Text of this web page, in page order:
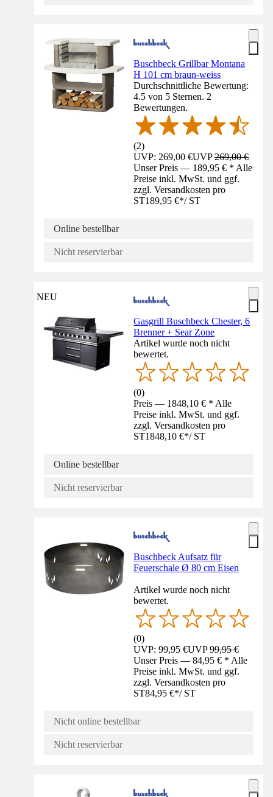
Buschbeck Grillbar Montana
H 101 cm braun-weiss
Durchschnittliche Bewertung:
4.5 von 5 Sternen. 2
Bewertungen.
(2)
UVP: 269,00 €UVP269,00 €
Unser Preis — 189,95 € * Alle
Preise inkl. MwSt. und ggf.
zzgl. Versandkosten pro
ST189,95 €*/ ST
Online bestellbar
Nicht reservierbar
NEU
Gasgrill Buschbeck Chester, 6
Brenner + Sear Zone
Artikel wurde noch nicht
bewertet.
(0)
Preis — 1848,10 € * Alle
Preise inkl. MwSt. und ggf.
zzgl. Versandkosten pro
ST1848,10 €*/ ST
Online bestellbar
Nicht reservierbar
Buschbeck Aufsatz für
Feuerschale Ø 80 cm Eisen
Artikel wurde noch nicht
bewertet.
(0)
UVP: 99,95 €UVP99,95 €
Unser Preis — 84,95 € * Alle
Preise inkl. MwSt. und ggf.
zzgl. Versandkosten pro
ST84,95 €*/ ST
Nicht online bestellbar
Nicht reservierbar